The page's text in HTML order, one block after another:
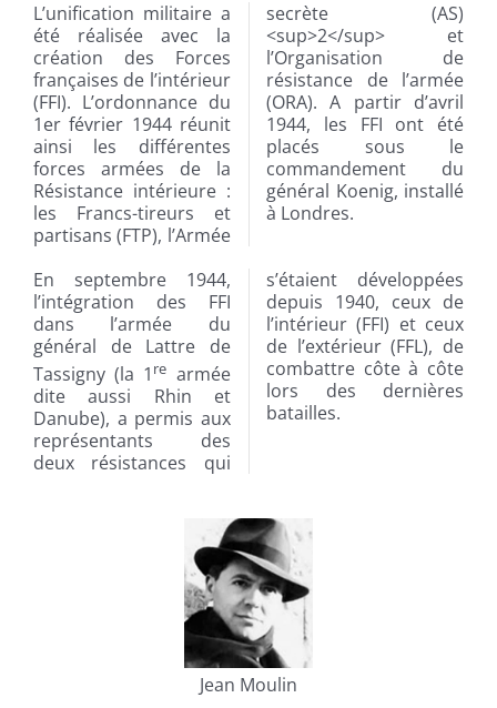
L’unification militaire a
été réalisée avec la
création des Forces
françaises de l’intérieur
(FFI). L’ordonnance du
1er février 1944 réunit
ainsi les différentes
forces armées de la
Résistance intérieure :
les Francs-tireurs et
partisans (FTP), l’Armée
secrète (AS)
<sup>2</sup> et
l’Organisation de
résistance de l’armée
(ORA). A partir d’avril
1944, les FFI ont été
placés sous le
commandement du
général Koenig, installé
à Londres.
En septembre 1944,
l’intégration des FFI
dans l’armée du
général de Lattre de
Tassigny (la 1 rearmée
dite aussi Rhin et
Danube), a permis aux
représentants des
deux résistances qui
s’étaient développées
depuis 1940, ceux de
l’intérieur (FFI) et ceux
de l’extérieur (FFL), de
combattre côte à côte
lors des dernières
batailles.
Jean Moulin